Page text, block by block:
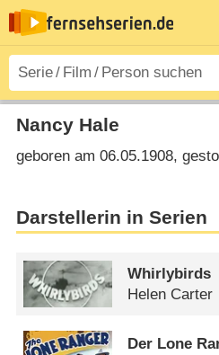
Nancy Hale
geboren am 06.05.1908,
Darstellerin in Serien
Whirlybirds
Helen Carter
Der Lone